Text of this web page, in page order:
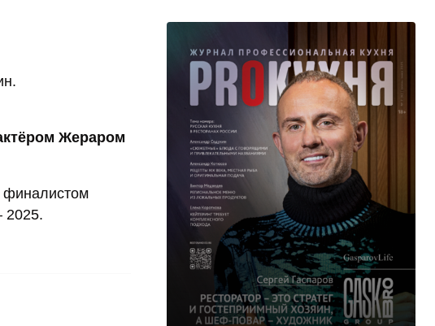
Жераром
финалистом
2025.